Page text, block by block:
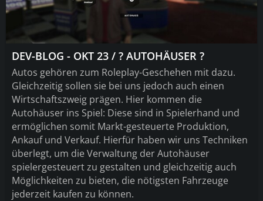
DEV-BLOG - OKT 23 / ? AUTOHÄUSER ?
Autos gehören zum Roleplay-Geschehen mit dazu.
Gleichzeitig sollen sie bei uns jedoch auch einen
Wirtschaftszweig prägen. Hier kommen die
Autohäuser ins Spiel: Diese sind in Spielerhand und
ermöglichen somit Markt-gesteuerte Produktion,
Ankauf und Verkauf. Hierfür haben wir uns Techniken
überlegt, um die Verwaltung der Autohäuser
spielergesteuert zu gestalten und gleichzeitig auch
Möglichkeiten zu bieten, die nötigsten Fahrzeuge
jederzeit kaufen zu können.